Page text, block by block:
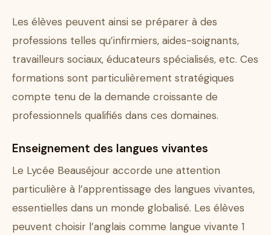
Les élèves peuvent ainsi se préparer à des
professions telles qu’infirmiers, aides-soignants,
travailleurs sociaux, éducateurs spécialisés, etc. Ces
formations sont particulièrement stratégiques
compte tenu de la demande croissante de
professionnels qualifiés dans ces domaines.
Enseignement des langues vivantes
Le Lycée Beauséjour accorde une attention
particulière à l’apprentissage des langues vivantes,
essentielles dans un monde globalisé. Les élèves
peuvent choisir l’anglais comme langue vivante 1